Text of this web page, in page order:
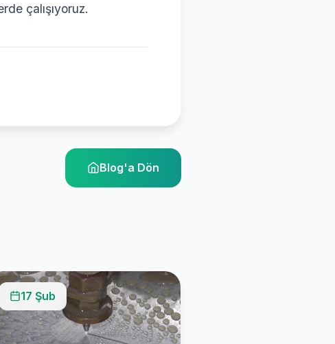
çalışıyoruz.
Blog'a Dön
17 Şub